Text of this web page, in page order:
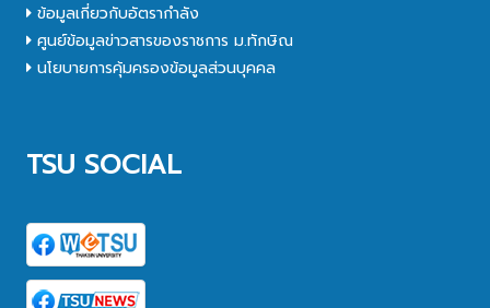
ข้อมูลเกี่ยวกับอัตรากำลัง
ศูนย์ข้อมูลข่าวสารของราชการ ม.ทักษิณ
นโยบายการคุ้มครองข้อมูลส่วนบุคคล
TSU SOCIAL